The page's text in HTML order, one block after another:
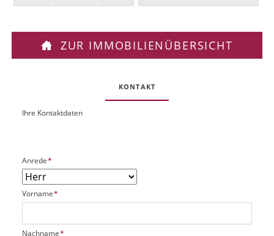
ZUR IMMOBILIENÜBERSICHT
KONTAKT
O
k
P
t
UIhre Kontaktdaten
P
f
l
i
c
t
Anrede*
P
f
i
Vorname*
P
Nachname*